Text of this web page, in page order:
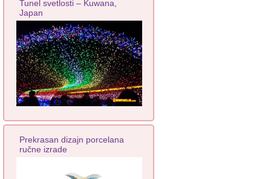
Tunel svetlosti – Kuwana,
Japan
Prekrasan dizajn porcelana
ručne izrade